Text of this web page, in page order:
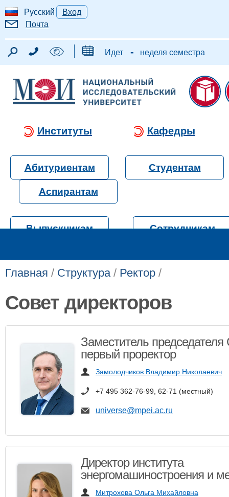
Русский
Вход
Почта
Идет - неделя семестра
Институты Кафедры
Абитуриентам Студентам
Аспирантам
Выпускникам Сотрудникам
Главная / Структура/ Ректор /
Совет директоров
Заместитель председателя
первый проректор
Замолодчиков Владимир Николаевич
+7 495 362-76-99, 62-71 (местный)
universe@mpei.ac.ru
Директор института
энергомашиностроения и
Митрохова Ольга Михайловна